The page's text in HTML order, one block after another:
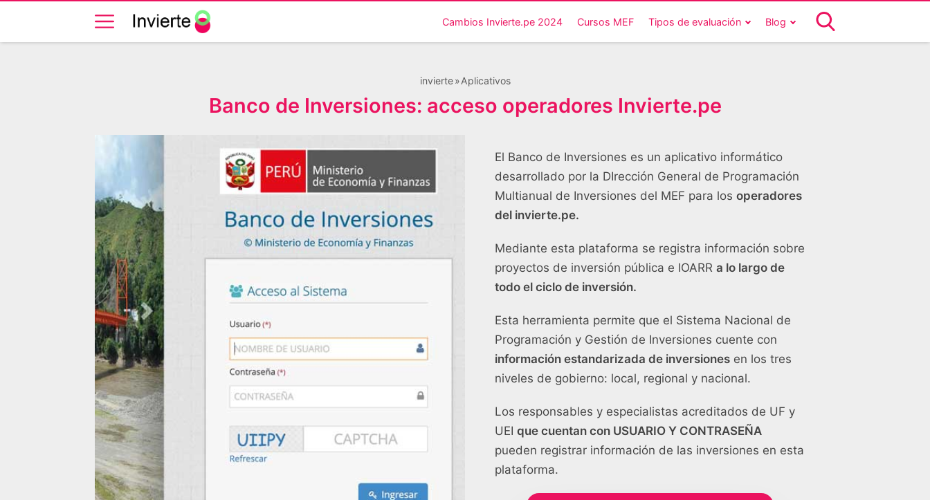
Cambios Invierte.pe 2024 Cursos MEF Tipos de evaluación Blog
invierte Aplicativos
Banco de Inversiones: acceso operadores Invierte.pe
El Banco de Inversiones es un aplicativo informático
desarrollado por la DIrección General de Programación
Multianual de Inversiones del MEF para los operadores
del invierte.pe.
Mediante esta plataforma se registra información sobre
proyectos de inversión pública e IOARR a lo largo de
todo el ciclo de inversión.
Esta herramienta permite que el Sistema Nacional de
Programación y Gestión de Inversiones cuente con
información estandarizada de inversionesen los tres
niveles de gobierno: local, regional y nacional.
Los responsables y especialistas acreditados de UF y
UEI que cuentan con USUARIO Y CONTRASEÑA
pueden registrar información de las inversiones en esta
plataforma.